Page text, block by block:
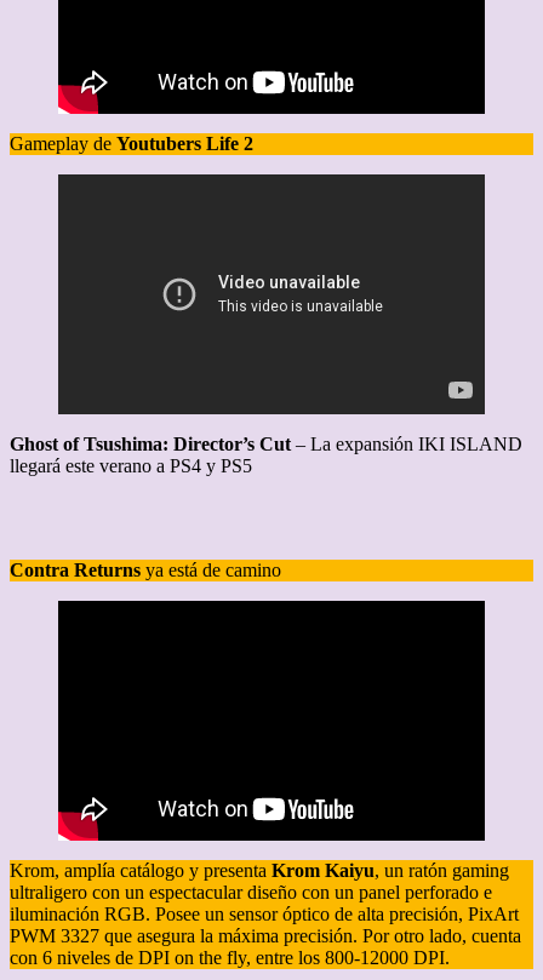
Gameplay de Youtubers Life 2
Ghost of Tsushima: Director’s Cut – La expansión IKI ISLAND
llegará este verano a PS4 y PS5
Contra Returns ya está de camino
Krom, amplía catálogo y presenta Krom Kaiyu, un ratón gaming
ultraligero con un espectacular diseño con un panel perforado e
iluminación RGB. Posee un sensor óptico de alta precisión, PixArt
PWM 3327 que asegura la máxima precisión. Por otro lado, cuenta
con 6 niveles de DPI on the fly, entre los 800-12000 DPI.